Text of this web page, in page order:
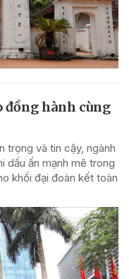
đồng hành cùng
trọng và tin cậy, ngành
dấu ấn mạnh mẽ trong
khối đại đoàn kết toàn